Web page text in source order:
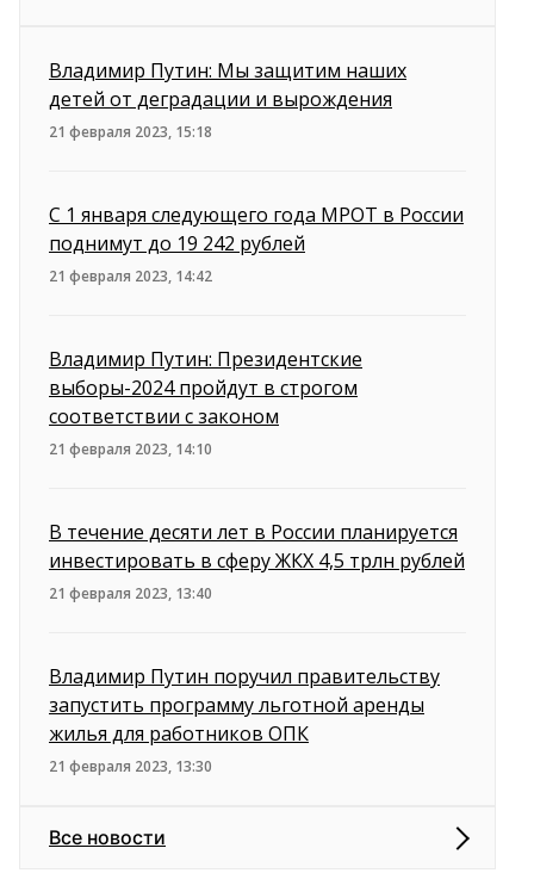
Владимир Путин: Мы защитим наших
детей от деградации и вырождения
21 февраля 2023, 15:18
С 1 января следующего года МРОТ в России
поднимут до 19 242 рублей
21 февраля 2023, 14:42
Владимир Путин: Президентские
выборы-2024 пройдут в строгом
соответствии с законом
21 февраля 2023, 14:10
В течение десяти лет в России планируется
инвестировать в сферу ЖКХ 4,5 трлн рублей
21 февраля 2023, 13:40
Владимир Путин поручил правительству
запустить программу льготной аренды
жилья для работников ОПК
21 февраля 2023, 13:30
Все новости